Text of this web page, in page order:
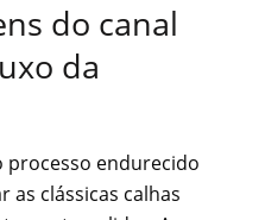
do canal
da
processo endurecido
as clássicas calhas